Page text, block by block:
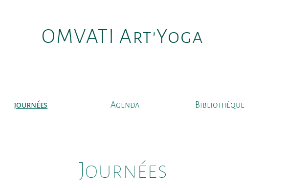
OMVATI Art'Yoga
journées Agenda Bibliothèque
Journées